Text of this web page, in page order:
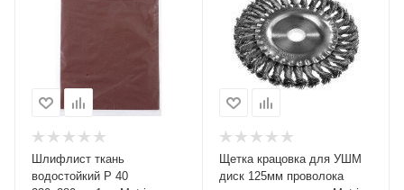
Шлифлист ткань
водостойкий Р 40
Щетка крацовка для УШМ
диск 125мм проволока